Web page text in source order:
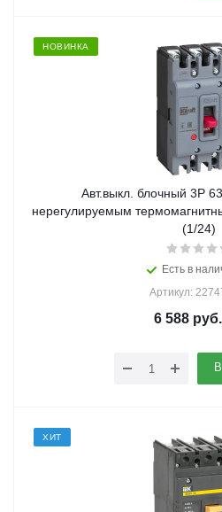
НОВИНКА
Авт.выкл. блочный 3P
нерегулируемым
(1/24)
Есть в
Артикул:
6 588 руб.
ХИТ